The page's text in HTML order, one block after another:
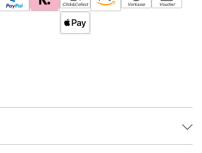
Click&Collect Vorkasse Voucher